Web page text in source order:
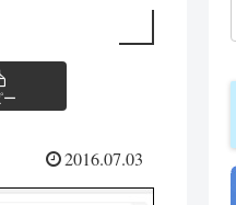
ー
2016.07.03